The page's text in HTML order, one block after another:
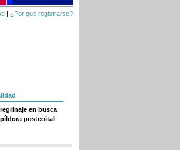
| ¿Por qué registrarse?
en busca
postcoital